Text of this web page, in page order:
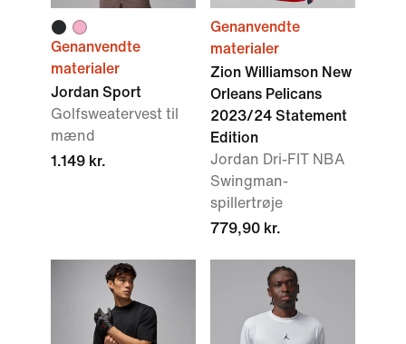
Genanvendte
materialer
Jordan Sport
Golfsweatervest til
mænd
1.149 kr.
Genanvendte
materialer
Zion Williamson New
Orleans Pelicans
2023/24 Statement
Edition
Jordan Dri-FIT NBA
Swingman-
spillertrøje
779,90 kr.